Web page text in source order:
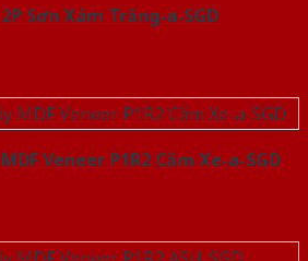
Sơn Xám Trắng-a-SGD
Veneer P1R2 Căm Xe-a-SGD